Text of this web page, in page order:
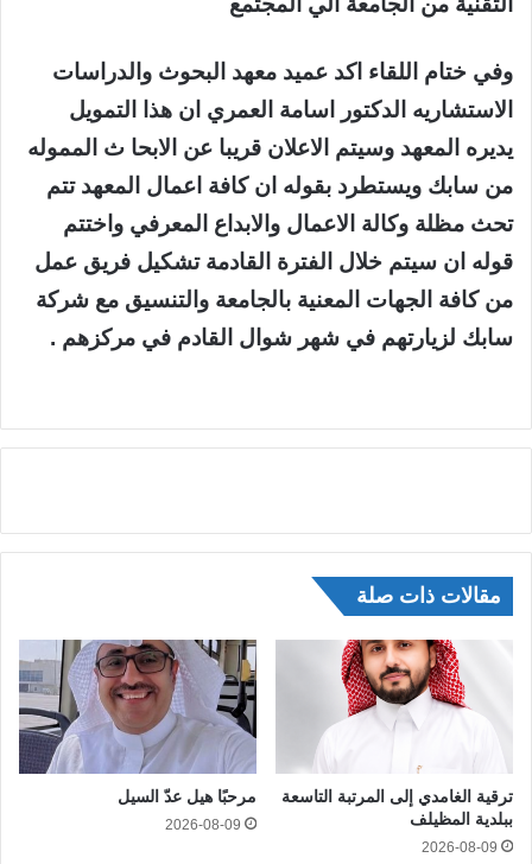
وفي ختام اللقاء اكد عميد معهد البحوث والدراسات
الاستشاريه الدكتور اسامة العمري ان هذا التمويل
يديره المعهد وسيتم الاعلان قريبا عن الابحا ث المموله
من سابك ويستطرد بقوله ان كافة اعمال المعهد تتم
تحث مظلة وكالة الاعمال والابداع المعرفي واختتم
قوله ان سيتم خلال الفترة القادمة تشكيل فريق عمل
من كافة الجهات المعنية بالجامعة والتنسيق مع شركة
سابك لزيارتهم في شهر شوال القادم في مركزهم .
مقالات ذات صلة
ترقية الغامدي إلى المرتبة التاسعة
ببلدية المظيلف
2026-08-09
مرحبًا هيل عدّ السيل
2026-08-09